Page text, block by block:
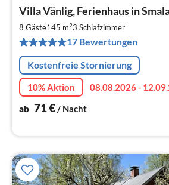
Villa Vänlig, Ferienhaus in
8 Gäste145 m23 Schlafzimmer
17 Bewertungen
Kostenfreie Stornierung
10% Aktion
08.08.2026 -
ab 71€/ Nacht